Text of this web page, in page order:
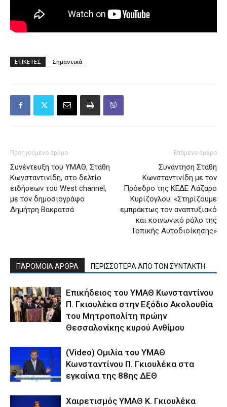
ΕΤΙΚΕΤΕΣ Σημαντικά
Προηγούμενο άρθρο
Συνέντευξη του ΥΜΑΘ, Στάθη
Κωνσταντινίδη, στο δελτίο
ειδήσεων του West channel,
με τον δημοσιογράφο
Δημήτρη Βακρατσά
Επόμενο άρθρο
Συνάντηση Στάθη
Κωνσταντινίδη με τον
Πρόεδρο της ΚΕΔΕ Λάζαρο
Κυρίζογλου: «Στηρίζουμε
εμπράκτως τον αναπτυξιακό
και κοινωνικό ρόλο της
Τοπικής Αυτοδιοίκησης»
ΠΑΡΟΜΟΙΑ ΑΡΘΡΑ ΠΕΡΙΣΣΟΤΕΡΑ ΑΠΟ ΤΟΝ ΣΥΝΤΑΚΤΗ
Επικήδειος του ΥΜΑΘ Κωνσταντίνου
Π. Γκιουλέκα στην Εξόδιο Ακολουθία
του Μητροπολίτη πρώην
Θεσσαλονίκης κυρού Ανθίμου
(Video) Ομιλία του ΥΜΑΘ
Κωνσταντίνου Π. Γκιουλέκα στα
εγκαίνια της 88ης ΔΕΘ
Χαιρετισμός ΥΜΑΘ Κ. Γκιουλέκα